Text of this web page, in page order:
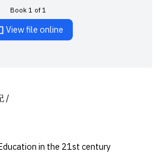
Book 1 of 1
View file online
/
in the 21st century